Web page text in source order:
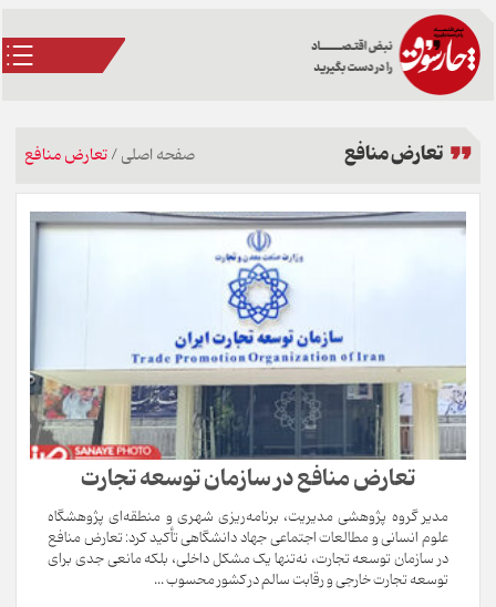
تعارض منافع صفحه اصلی/تعارض منافع
تعارض منافع در سازمان توسعه تجارت
مدیر گروه پژوهشی مدیریت، برنامه‌ریزی شهری و منطقه‌ای پژوهشگاه
علوم انسانی و مطالعات اجتماعی جهاد دانشگاهی تأکید کرد: تعارض منافع
در سازمان توسعه تجارت، نه‌تنها یک مشکل داخلی، بلکه مانعی جدی برای
توسعه تجارت خارجی و رقابت سالم در کشور محسوب ...